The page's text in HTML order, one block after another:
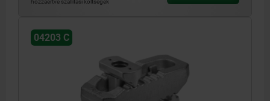
hozzáértve szállítási költségek
04203 C